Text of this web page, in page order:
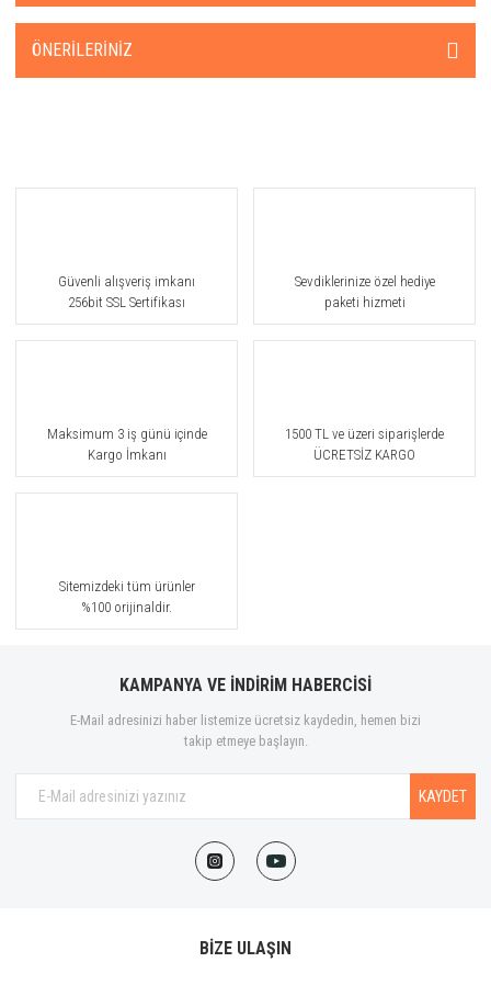
ÖNERILERINIZ
Güvenli alışveriş imkanı
256bit SSL Sertifikası
Sevdiklerinize özel hediye
paketi hizmeti
Maksimum 3 iş günü içinde
Kargo İmkanı
1500 TL ve üzeri siparişlerde
ÜCRETSİZ KARGO
Sitemizdeki tüm ürünler
%100 orijinaldir.
KAMPANYA VE İNDİRİM HABERCİSİ
E-Mail adresinizi haber listemize ücretsiz kaydedin, hemen bizi
takip etmeye başlayın.
KAYDET
BİZE ULAŞIN